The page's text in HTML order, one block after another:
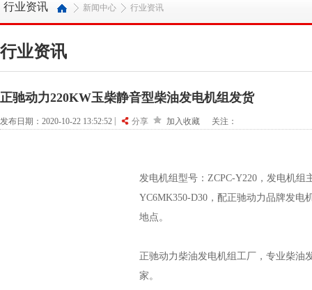
行业资讯 新闻中心 行业资讯
行业资讯
正驰动力220KW玉柴静音型柴油发电机组发货
发布日期：2020-10-22 13:52:52 分享 加入收藏 关注：
发电机组型号：ZCPC-Y220，发电机
YC6MK350-D30，配正驰动力品牌发电
地点。
正驰动力柴油发电机组工厂，专业柴油
家。